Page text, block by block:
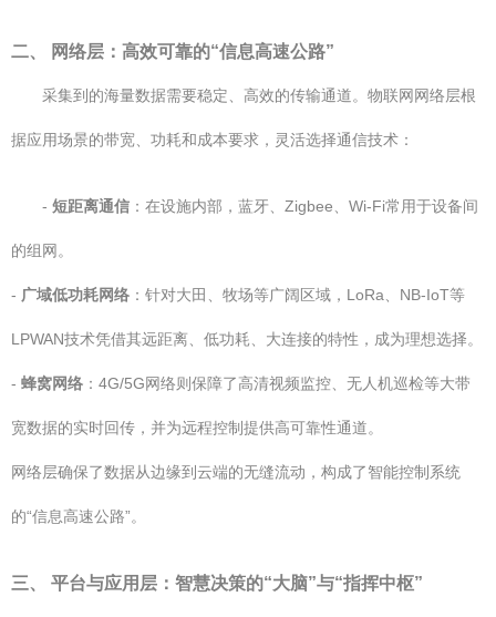
二、 网络层：高效可靠的“信息高速公路”
采集到的海量数据需要稳定、高效的传输通道。物联网网络层根
据应用场景的带宽、功耗和成本要求，灵活选择通信技术：
- 短距离通信 ：在设施内部，蓝牙、Zigbee、Wi-Fi常用于设备间
的组网。
- 广域低功耗网络 ：针对大田、牧场等广阔区域，LoRa、NB-IoT等
LPWAN技术凭借其远距离、低功耗、大连接的特性，成为理想选择。
- 蜂窝网络 ：4G/5G网络则保障了高清视频监控、无人机巡检等大带
宽数据的实时回传，并为远程控制提供高可靠性通道。
网络层确保了数据从边缘到云端的无缝流动，构成了智能控制系统
的“信息高速公路”。
三、 平台与应用层：智慧决策的“大脑”与“指挥中枢”